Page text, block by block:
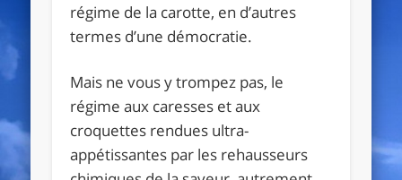
régime de la carotte, en d’autres
termes d’une démocratie.
Mais ne vous y trompez pas, le
régime aux caresses et aux
croquettes rendues ultra-
appétissantes par les rehausseurs